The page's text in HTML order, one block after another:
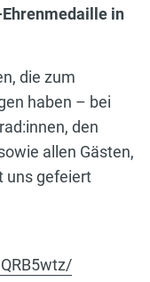
in
die zum
haben – bei
den
allen Gästen,
uns gefeiert